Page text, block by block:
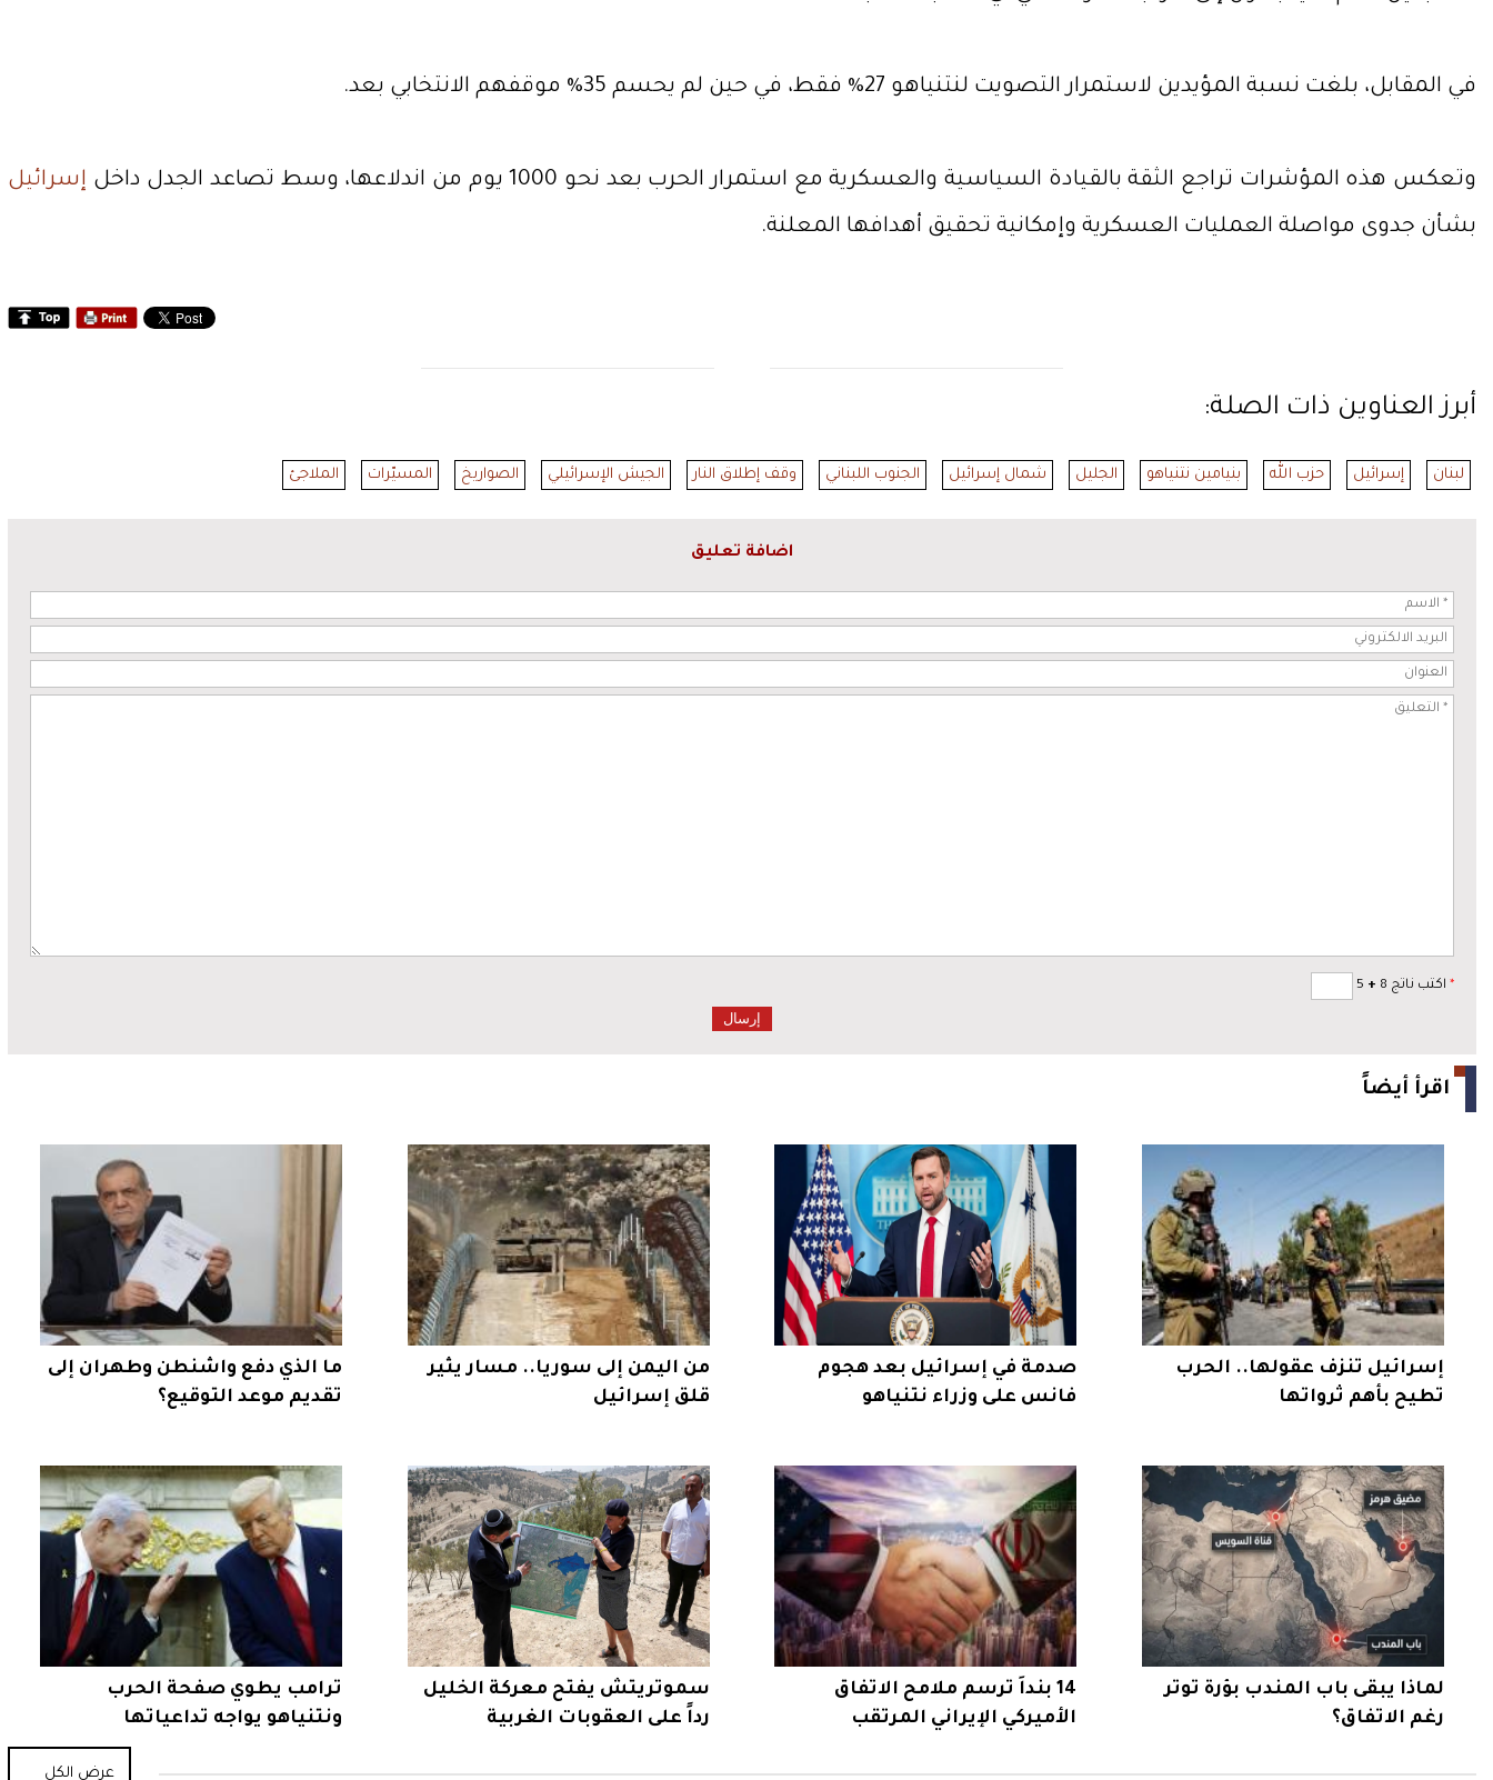
في المقابل، بلغت نسبة المؤيدين لاستمرار التصويت لنتنياهو 27% فقط، في حين لم يحسم 35% موقفهم الانتخابي بعد.
وتعكس هذه المؤشرات تراجع الثقة بالقيادة السياسية والعسكرية مع استمرار الحرب بعد نحو 1000 يوم من اندلاعها، وسط تصاعد الجدل داخل
إسرائيل
بشأن جدوى مواصلة العمليات العسكرية وإمكانية تحقيق أهدافها المعلنة.
أبرز العناوين ذات الصلة:
لبنان إسرائيل حزب الله بنيامين نتنياهو الجليل شمال إسرائيل الجنوب اللبناني وقف إطلاق النار الجيش الإسرائيلي الصواريخ المسيّرات الملاجئ
اضافة تعليق
* اكتب ناتج 8 +
اقرأ أيضاً
إسرائيل تنزف عقولها.. الحرب
تطيح بأهم ثرواتها
صدمة في إسرائيل بعد هجوم
فانس على وزراء نتنياهو
من اليمن إلى سوريا.. مسار يثير
قلق إسرائيل
ما الذي دفع واشنطن وطهران إلى
تقديم موعد التوقيع؟
لماذا يبقى باب المندب بؤرة توتر
رغم الاتفاق؟
14 بنداً ترسم ملامح الاتفاق
الأميركي الإيراني المرتقب
سموتريتش يفتح معركة الخليل
رداً على العقوبات الغربية
ترامب يطوي صفحة الحرب
ونتنياهو يواجه تداعياتها
عرض الكل